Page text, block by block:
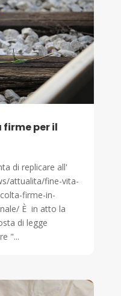
per il
di replicare all'
attualita/fine-vita-
firme-in-
È in atto la
di legge
"...